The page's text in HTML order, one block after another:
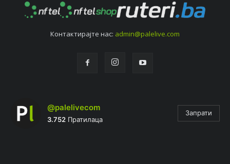
Контактирајтe нас: admin@palelive.com
@palelivecom
3.752 Пратилаца
Запрати